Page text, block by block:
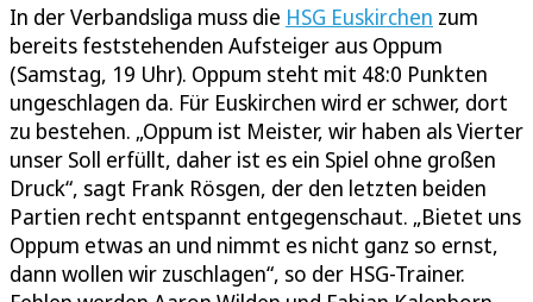
In der Verbandsliga muss die HSG Euskirchen zum
bereits feststehenden Aufsteiger aus Oppum
(Samstag, 19 Uhr). Oppum steht mit 48:0 Punkten
ungeschlagen da. Für Euskirchen wird er schwer, dort
zu bestehen. „Oppum ist Meister, wir haben als Vierter
unser Soll erfüllt, daher ist es ein Spiel ohne großen
Druck“, sagt Frank Rösgen, der den letzten beiden
Partien recht entspannt entgegenschaut. „Bietet uns
Oppum etwas an und nimmt es nicht ganz so ernst,
dann wollen wir zuschlagen“, so der HSG-Trainer.